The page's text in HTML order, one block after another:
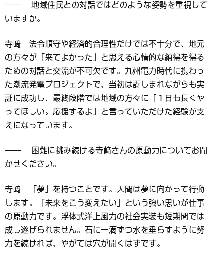
―― 地域住民との対話ではどのような姿勢を重視して
いますか。
寺﨑 法令順守や経済的合理性だけでは不十分で、地元
の方々が「来てよかった」と思える心情的な納得を得る
ための対話と交流が不可欠です。九州電力時代に携わっ
た潮流発電プロジェクトで、当初は訝しまれながらも実
証に成功し、最終段階では地域の方々に「１日も長くや
ってほしい。応援するよ」と言っていただけた経験が支
えになっています。
―― 困難に挑み続ける寺﨑さんの原動力についてお聞
かせください。
寺﨑 「夢」を持つことです。人間は夢に向かって行動
します。「未来をこう変えたい」という強い思いが仕事
の原動力です。浮体式洋上風力の社会実装も短期間では
成し遂げられません。石に一滴ずつ水を垂らすように努
力を続ければ、やがては穴が開くはずです。